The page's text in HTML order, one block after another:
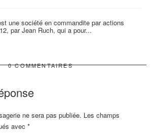
une société en commandite par actions
par Jean Ruch, qui a pour...
0 COMMENTAIRES
ne sera pas publiée. Les champs
avec *